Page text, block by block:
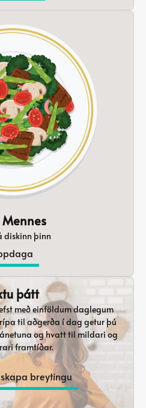
Mennes
diskinn þinn
þátt
með einföldum daglegum
til aðgerða í dag getur þú
og hvatt til mildari og
framtíðar.
breytingu